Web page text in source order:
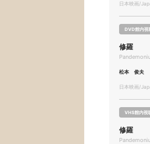
日本映画/
DVD館内視
修羅
松本 俊夫
日本映画/
VHS館内視
修羅